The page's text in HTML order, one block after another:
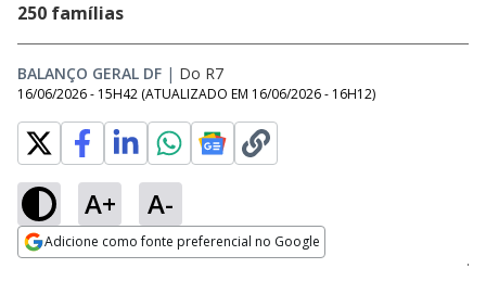
250 famílias
BALANÇO GERAL DF | Do R7
16/06/2026 - 15H42 (ATUALIZADO EM 16/06/2026 - 16H12)
A+ A-
Adicione como fonte preferencial no Google
Ativar
Loaded
21.58%